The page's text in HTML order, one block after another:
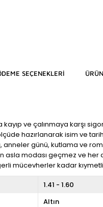
SEÇENEKLERI
ve çalınmaya karşı
hazırlanarak isim ve
anneler günü, kutlama ve
asla modası geçmez ve
mücevherler kadar
1.41 - 1.60
Altın